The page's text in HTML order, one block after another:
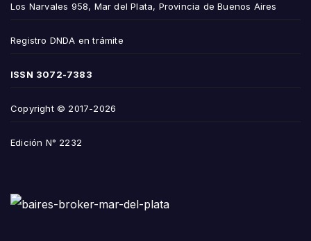
Los Narvales 958, Mar del Plata, Provincia de Buenos Aires
Registro DNDA en trámite
ISSN 3072-7383
Copyright © 2017-2026
Edición N° 2232